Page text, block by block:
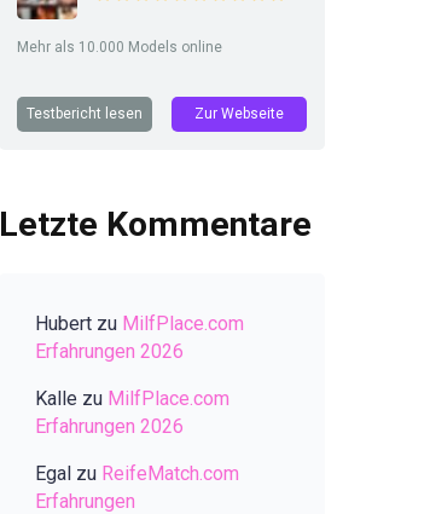
Mehr als 10.000 Models online
Testbericht lesen Zur Webseite
Letzte Kommentare
Hubert zu MilfPlace.com
Erfahrungen 2026
Kalle zu MilfPlace.com
Erfahrungen 2026
Egal zu ReifeMatch.com
Erfahrungen